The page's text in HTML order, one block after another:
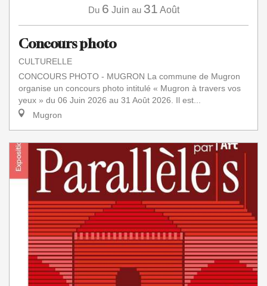
Du 6 Juin au 31 Août
Concours photo
CULTURELLE
CONCOURS PHOTO - MUGRON La commune de Mugron
organise un concours photo intitulé « Mugron à travers vos
yeux » du 06 Juin 2026 au 31 Août 2026. Il est...
Mugron